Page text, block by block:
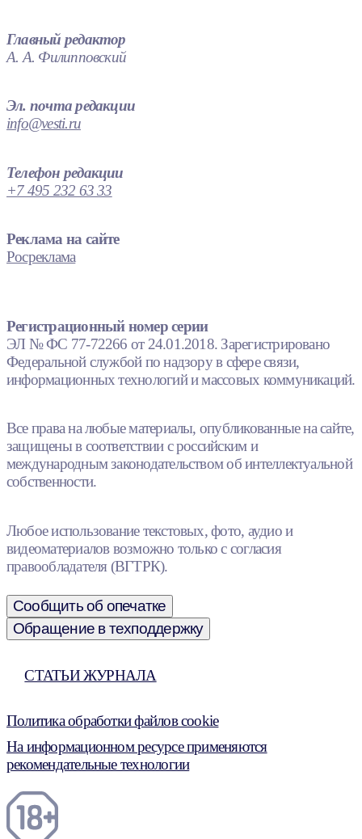
Главный редактор
А. А. Филипповский
Эл. почта редакции
info@vesti.ru
Телефон редакции
+7 495 232 63 33
Реклама на сайте
Росреклама
Регистрационный номер серии
ЭЛ № ФС 77-72266 от 24.01.2018. Зарегистрировано
Федеральной службой по надзору в сфере связи,
информационных технологий и массовых коммуникаций.
Все права на любые материалы, опубликованные на сайте,
защищены в соответствии с российским и
международным законодательством об интеллектуальной
собственности.
Любое использование текстовых, фото, аудио и
видеоматериалов возможно только с согласия
правообладателя (ВГТРК).
Сообщить об опечатке
Обращение в техподдержку
СТАТЬИ ЖУРНАЛА
Политика обработки файлов cookie
На информационном ресурсе применяются
рекомендательные технологии